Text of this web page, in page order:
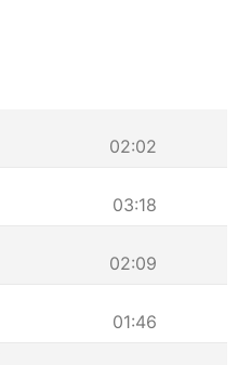
02:02
03:18
02:09
01:46